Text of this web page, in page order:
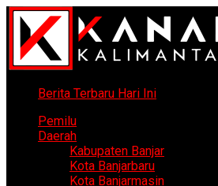
Berita Terbaru Hari Ini
Pemilu
Daerah
Kabupaten Banjar
Kota Banjarbaru
Kota Banjarmasin